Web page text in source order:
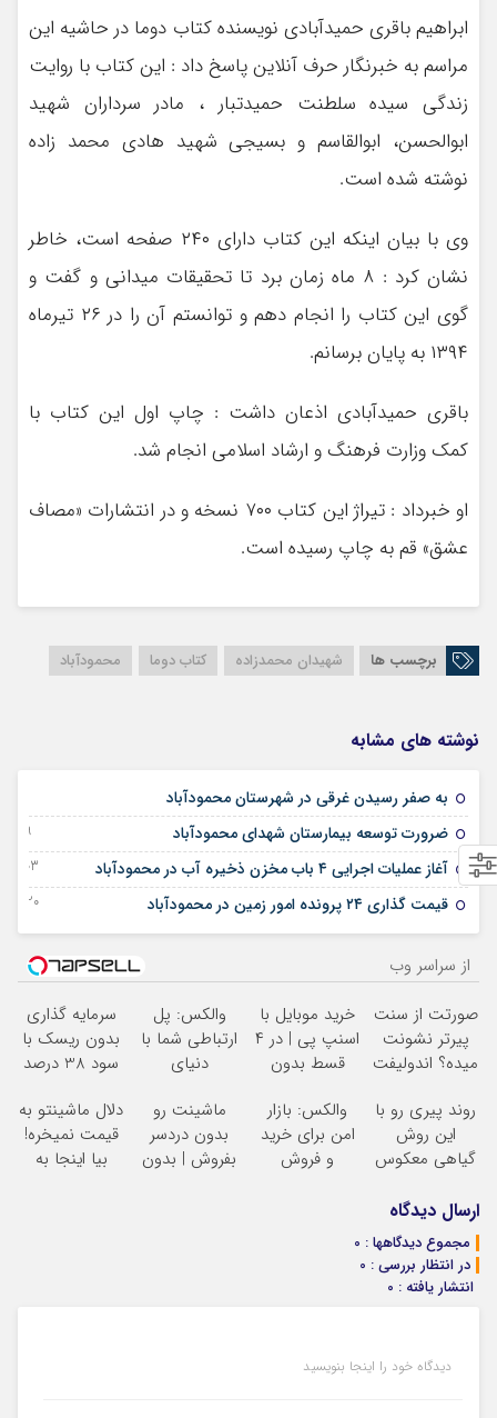
ابراهیم باقری حمیدآبادی نویسنده کتاب دوما در حاشیه این
مراسم به خبرنگار حرف آنلاین پاسخ داد : این کتاب با روایت
زندگی سیده سلطنت حمیدتبار ، مادر سرداران شهید
ابوالحسن، ابوالقاسم و بسیجی شهید هادی محمد زاده
نوشته شده است.
وی با بیان اینکه این کتاب دارای ۲۴۰ صفحه است، خاطر
نشان کرد : ۸ ماه زمان برد تا تحقیقات میدانی و گفت و
گوی این کتاب را انجام دهم و توانستم آن را در ۲۶ تیرماه
۱۳۹۴ به پایان برسانم.
باقری حمیدآبادی اذعان داشت : چاپ اول این کتاب با
کمک وزارت فرهنگ و ارشاد اسلامی انجام شد.
او خبرداد : تیراژ این کتاب ۷۰۰ نسخه و در انتشارات «مصاف
عشق» قم به چاپ رسیده است.
برچسب ها شهیدان محمدزاده کتاب دوما محمودآباد
نوشته های مشابه
به صفر رسیدن غرقی در شهرستان محمودآباد
ضرورت توسعه بیمارستان شهدای محمودآباد 19 جولای 2025
آغاز عملیات اجرایی ۴ باب مخزن ذخیره آب در محمودآباد 03 دسامبر 2024
قیمت گذاری ۲۴ پرونده امور زمین در محمودآباد 20 دسامبر 2023
از سراسر وب
صورتت از سنت
پیرتر نشونت
میده؟ اندولیفت
خرید موبایل با
اسنپ پی | در ۴
قسط بدون
والکس: پل
ارتباطی شما با
دنیای
دیجیتال
سرمایه گذاری
بدون ریسک با
سود 38 درصد
روند پیری رو با
این روش
گیاهی معکوس
والکس: بازار
امن برای خرید
و فروش
ماشینت رو
بدون دردسر
بفروش | بدون
دلال ماشینتو به
قیمت نمیخره!
بیا اینجا به
ارسال دیدگاه
مجموع دیدگاهها : 0
در انتظار بررسی : 0
انتشار یافته : 0
دیدگاه خود را اینجا بنویسید